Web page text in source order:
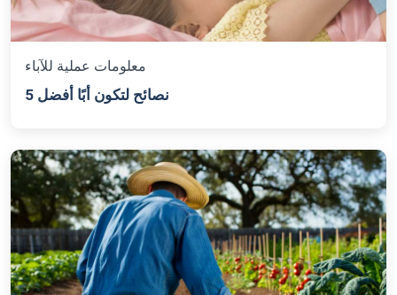
معلومات عملية للآباء
5 نصائح لتكون أبًا أفضل